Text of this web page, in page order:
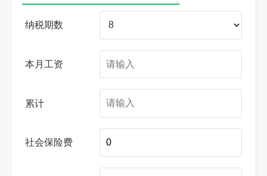
纳税期数
本月工资
累计
社会保险费